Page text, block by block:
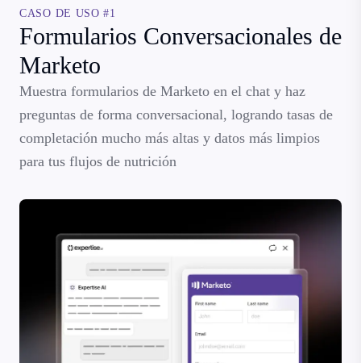
CASO DE USO #1
Formularios Conversacionales de
Marketo
Muestra formularios de Marketo en el chat y haz
preguntas de forma conversacional, logrando tasas de
completación mucho más altas y datos más limpios
para tus flujos de nutrición